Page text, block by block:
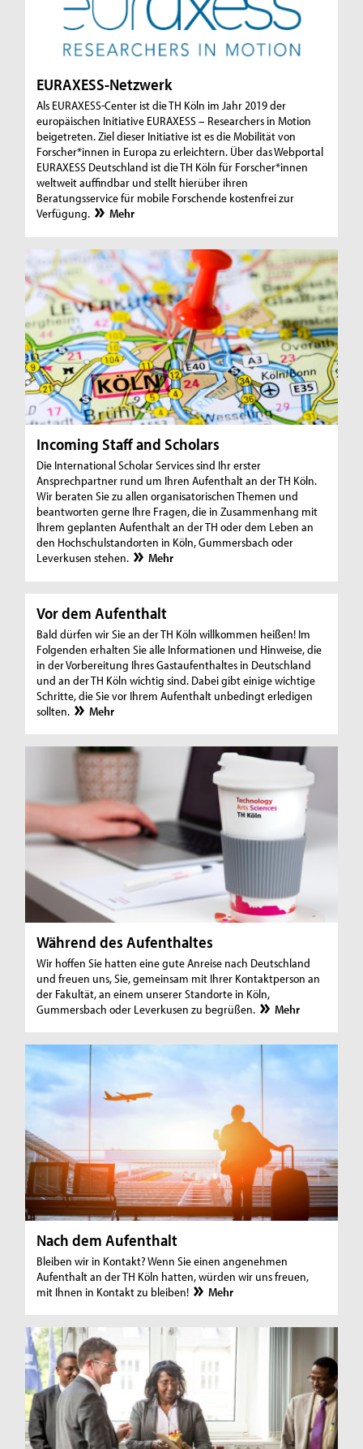
EURAXESS-Netzwerk
Als EURAXESS-Center ist die TH Köln im Jahr 2019 der
europäischen Initiative EURAXESS – Researchers in Motion
beigetreten. Ziel dieser Initiative ist es die Mobilität von
Forscher*innen in Europa zu erleichtern. Über das Webportal
EURAXESS Deutschland ist die TH Köln für Forscher*innen
weltweit auffindbar und stellt hierüber ihren
Beratungsservice für mobile Forschende kostenfrei zur
Verfügung.
Mehr
Incoming Staff and Scholars
Die International Scholar Services sind Ihr erster
Ansprechpartner rund um Ihren Aufenthalt an der TH Köln.
Wir beraten Sie zu allen organisatorischen Themen und
beantworten gerne Ihre Fragen, die in Zusammenhang mit
Ihrem geplanten Aufenthalt an der TH oder dem Leben an
den Hochschulstandorten in Köln, Gummersbach oder
Leverkusen stehen.
Mehr
Vor dem Aufenthalt
Bald dürfen wir Sie an der TH Köln willkommen heißen! Im
Folgenden erhalten Sie alle Informationen und Hinweise, die
in der Vorbereitung Ihres Gastaufenthaltes in Deutschland
und an der TH Köln wichtig sind. Dabei gibt einige wichtige
Schritte, die Sie vor Ihrem Aufenthalt unbedingt erledigen
sollten.
Mehr
Während des Aufenthaltes
Wir hoffen Sie hatten eine gute Anreise nach Deutschland
und freuen uns, Sie, gemeinsam mit Ihrer Kontaktperson an
der Fakultät, an einem unserer Standorte in Köln,
Gummersbach oder Leverkusen zu begrüßen.
Mehr
Nach dem Aufenthalt
Bleiben wir in Kontakt? Wenn Sie einen angenehmen
Aufenthalt an der TH Köln hatten, würden wir uns freuen,
mit Ihnen in Kontakt zu bleiben!
Mehr